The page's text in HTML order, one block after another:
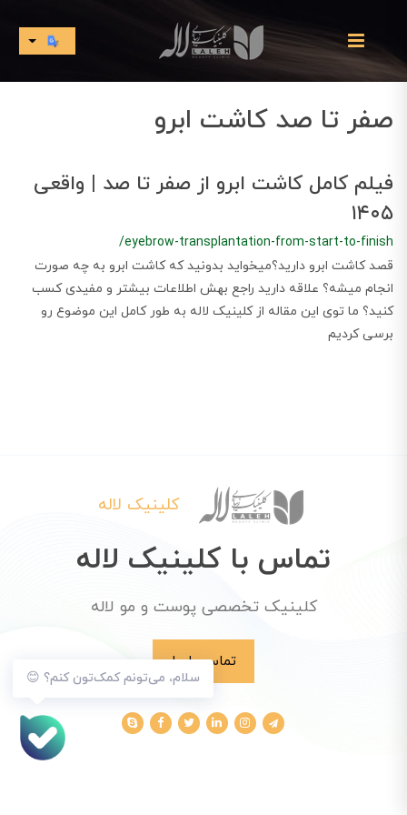
صفر تا صد کاشت ابرو
فیلم کامل کاشت ابرو از صفر تا صد | واقعی
۱۴۰۵
/eyebrow-transplantation-from-start-to-finish
قصد کاشت ابرو دارید؟میخواید بدونید که کاشت ابرو به چه صورت
انجام میشه؟ علاقه دارید راجع بهش اطلاعات بیشتر و مفیدی کسب
کنید؟ ما توی این مقاله از کلینیک لاله به طور کامل این موضوع رو
برسی کردیم
سلام، می‌تونم کمک‌تون کنم؟ 😊
کلینیک لاله
تماس با کلینیک لاله
کلینیک تخصصی پوست و مو لاله
تماس با ما